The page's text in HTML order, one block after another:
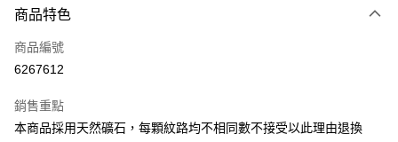
信用卡一次付款
Apple Pay
ATM付款
商品特色
商品編號
6267612
銷售重點
本商品採用天然礦石，每顆紋路均不相同數不接受以此理由退換